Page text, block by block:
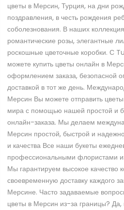
цветы в Мерсин, Турция, на дни
поздравления, в честь рождения
соболезнования. В наших
романтические розы, элегантные
роскошные цветочные коробки. С
можете купить цветы онлайн в
оформлением заказа, безопасной
доставкой в тот же день.
Мерсин Вы можете отправить
мира с помощью нашей простой и
онлайн-заказа. Мы делаем
Мерсин простой, быстрой и
и качества Все наши букеты
профессиональными флористами
Мы гарантируем высокое качество
своевременную доставку каждого
Мерсине. Часто задаваемые
цветы в Мерсин из-за границы? Да,